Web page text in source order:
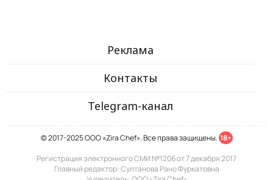
Реклама
Контакты
Telegram-канал
© 2017-2025 ООО «Zira Chef». Все права защищены. 18+
Регистрация электронного СМИ №1206 от 7 декабря 2017
Главный редактор: Султанова Рано Фуркатовна